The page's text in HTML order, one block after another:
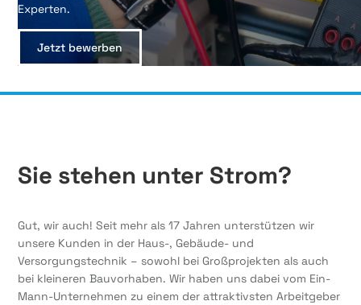
Experten.
Jetzt bewerben
Sie stehen unter Strom?
Gut, wir auch! Seit mehr als 17 Jahren unterstützen wir
unsere Kunden in der Haus-, Gebäude- und
Versorgungstechnik – sowohl bei Großprojekten als auch
bei kleineren Bauvorhaben. Wir haben uns dabei vom Ein-
Mann-Unternehmen zu einem der attraktivsten Arbeitgeber